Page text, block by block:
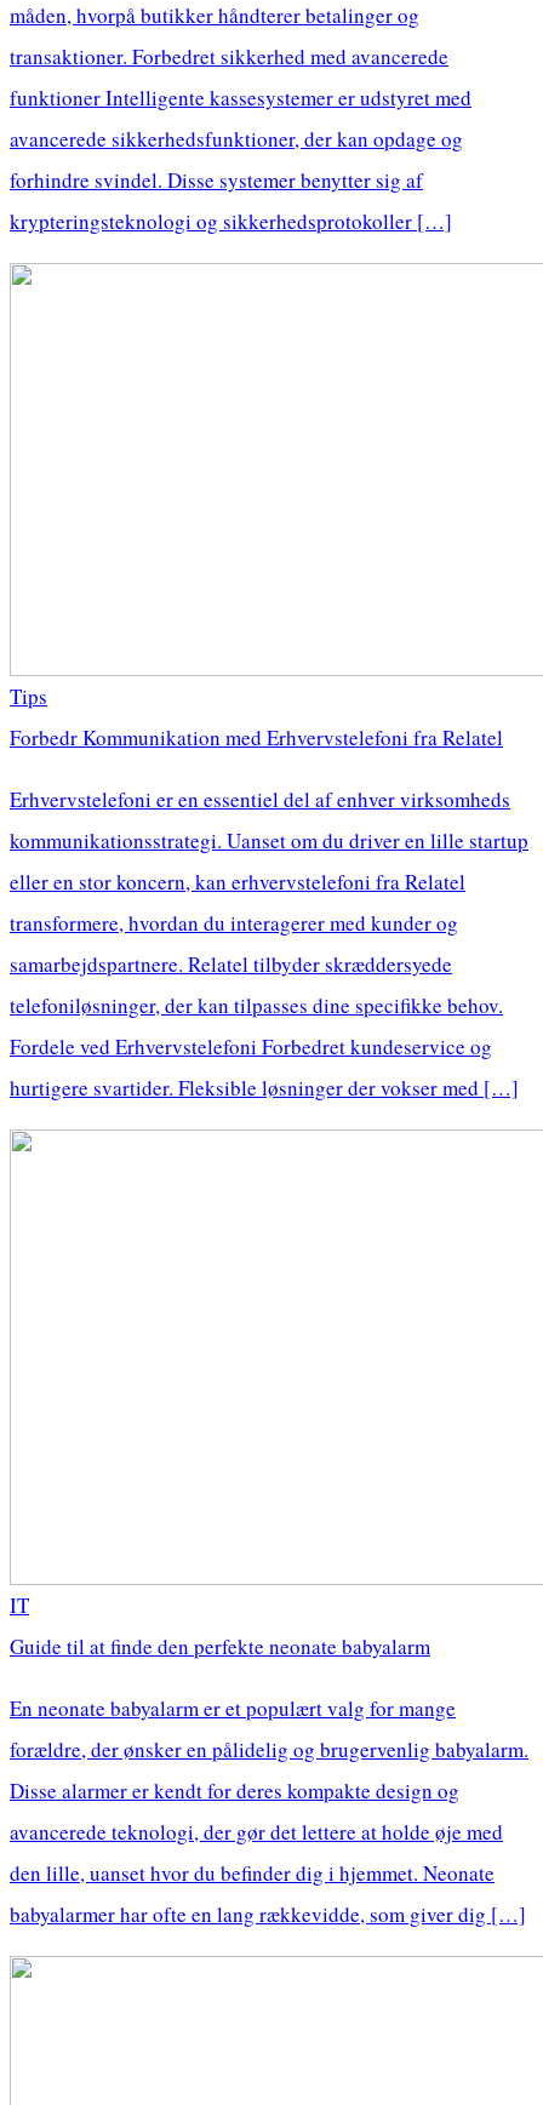
måden, hvorpå butikker håndterer betalinger og
transaktioner. Forbedret sikkerhed med avancerede
funktioner Intelligente kassesystemer er udstyret med
avancerede sikkerhedsfunktioner, der kan opdage og
forhindre svindel. Disse systemer benytter sig af
krypteringsteknologi og sikkerhedsprotokoller […]
Tips
Forbedr Kommunikation med Erhvervstelefoni fra Relatel
Erhvervstelefoni er en essentiel del af enhver virksomheds
kommunikationsstrategi. Uanset om du driver en lille startup
eller en stor koncern, kan erhvervstelefoni fra Relatel
transformere, hvordan du interagerer med kunder og
samarbejdspartnere. Relatel tilbyder skræddersyede
telefoniløsninger, der kan tilpasses dine specifikke behov.
Fordele ved Erhvervstelefoni Forbedret kundeservice og
hurtigere svartider. Fleksible løsninger der vokser med […]
IT
Guide til at finde den perfekte neonate babyalarm
En neonate babyalarm er et populært valg for mange
forældre, der ønsker en pålidelig og brugervenlig babyalarm.
Disse alarmer er kendt for deres kompakte design og
avancerede teknologi, der gør det lettere at holde øje med
den lille, uanset hvor du befinder dig i hjemmet. Neonate
babyalarmer har ofte en lang rækkevidde, som giver dig […]